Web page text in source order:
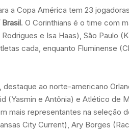
a Copa América tem 23
Brasil. O Corinthians é o time com
e Isa Haas), São Paulo
cada, enquanto Fluminense
ao norte-americano
(Yasmin e Antônia) e Atlético de
mais representantes na seleção
City Current), Ary Borges